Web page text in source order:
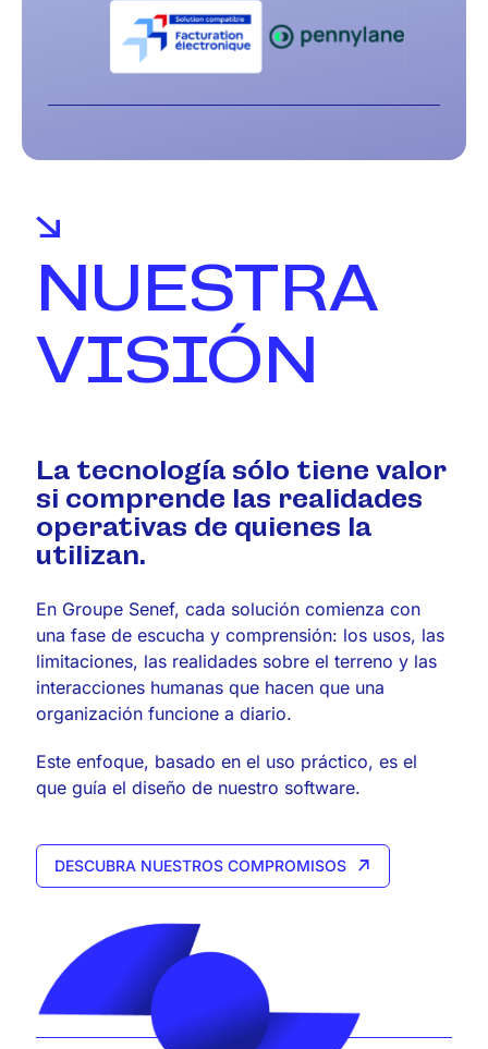
NUESTRA
VISIÓN
La tecnología sólo tiene valor
si comprende las realidades
operativas de quienes la
utilizan.
En Groupe Senef, cada solución comienza con
una fase de escucha y comprensión: los usos, las
limitaciones, las realidades sobre el terreno y las
interacciones humanas que hacen que una
organización funcione a diario.
Este enfoque, basado en el uso práctico, es el
que guía el diseño de nuestro software.
DESCUBRA NUESTROS COMPROMISOS